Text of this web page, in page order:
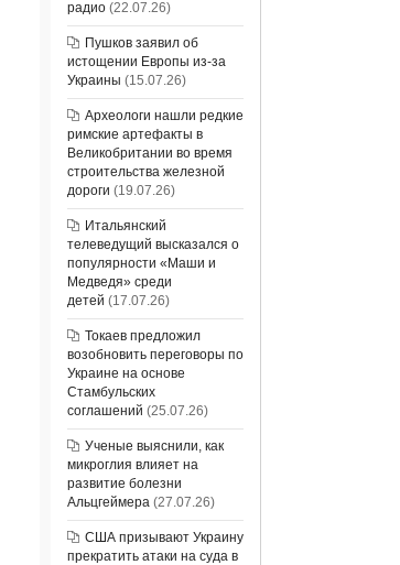
радио(22.07.26)
Пушков заявил об
истощении Европы из-за
Украины (15.07.26)
Археологи нашли редкие
римские артефакты в
Великобритании во время
строительства железной
дороги (19.07.26)
Итальянский
телеведущий высказался о
популярности «Маши и
Медведя» среди
детей (17.07.26)
Токаев предложил
возобновить переговоры по
Украине на основе
Стамбульских
соглашений (25.07.26)
Ученые выяснили, как
микроглия влияет на
развитие болезни
Альцгеймера(27.07.26)
США призывают Украину
прекратить атаки на суда в